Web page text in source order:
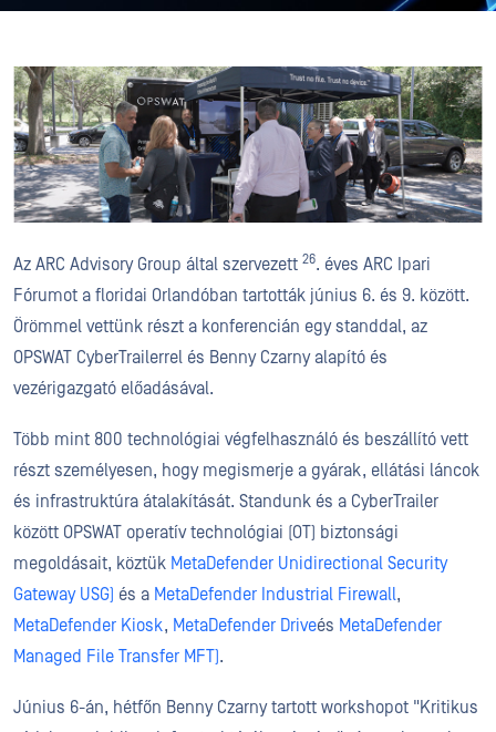
Az ARC Advisory Group által szervezett 26. éves ARC Ipari
Fórumot a floridai Orlandóban tartották június 6. és 9. között.
Örömmel vettünk részt a konferencián egy standdal, az
OPSWAT CyberTrailerrel és Benny Czarny alapító és
vezérigazgató előadásával.
Több mint 800 technológiai végfelhasználó és beszállító vett
részt személyesen, hogy megismerje a gyárak, ellátási láncok
és infrastruktúra átalakítását. Standunk és a CyberTrailer
között OPSWAT operatív technológiai (OT) biztonsági
megoldásait, köztük MetaDefender Unidirectional Security
Gateway USG) és a MetaDefender Industrial Firewall,
MetaDefender Kiosk, MetaDefender Driveés MetaDefender
Managed File Transfer MFT).
Június 6-án, hétfőn Benny Czarny tartott workshopot "Kritikus